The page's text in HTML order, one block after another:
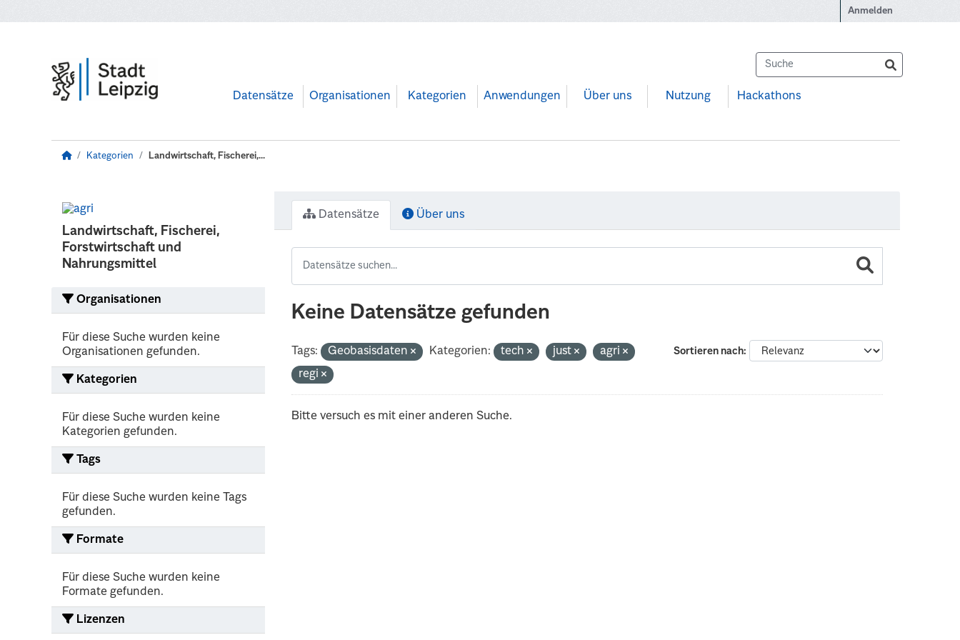
Anmelden
Datensätze Organisationen Kategorien Anwendungen Über uns Nutzung Hackathons
Kategorien Landwirtschaft, Fischerei,...
Landwirtschaft, Fischerei,
Forstwirtschaft und
Nahrungsmittel
Organisationen
Für diese Suche wurden keine
Organisationen gefunden.
Kategorien
Für diese Suche wurden keine
Kategorien gefunden.
Tags
Für diese Suche wurden keine Tags
gefunden.
Formate
Für diese Suche wurden keine
Formate gefunden.
Lizenzen
Datensätze Über uns
Keine Datensätze gefunden
Sortieren nach
Tags: Geobasisdaten Kategorien: tech just
agri
regi
Bitte versuch es mit einer anderen Suche.